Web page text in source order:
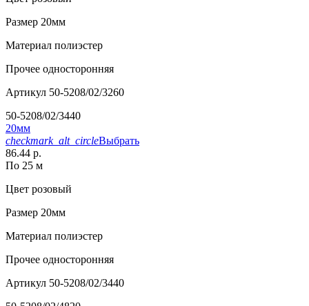
Размер 20мм
Материал полиэстер
Прочее односторонняя
Артикул 50-5208/02/3260
50-5208/02/3440
20мм
checkmark_alt_circleВыбрать
86.44 р.
По 25 м
Цвет розовый
Размер 20мм
Материал полиэстер
Прочее односторонняя
Артикул 50-5208/02/3440